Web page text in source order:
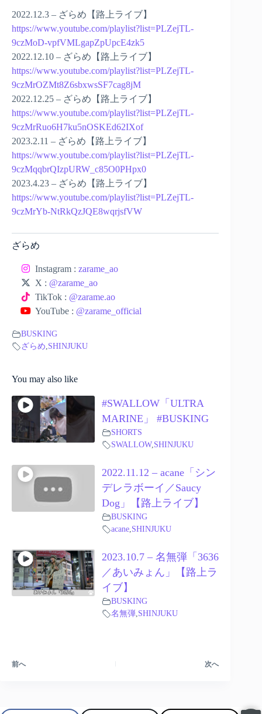
2022.12.3 – ざらめ【路上ライブ】
https://www.youtube.com/playlist?list=PLZejTL-
9czMoD-vpfVMLgapZpUpcE4zk5
2022.12.10 – ざらめ【路上ライブ】
https://www.youtube.com/playlist?list=PLZejTL-
9czMrOZMt8Z6sbxwsSF7cag8jM
2022.12.25 – ざらめ【路上ライブ】
https://www.youtube.com/playlist?list=PLZejTL-
9czMrRuo6H7ku5nOSKEd62IXof
2023.2.11 – ざらめ【路上ライブ】
https://www.youtube.com/playlist?list=PLZejTL-
9czMqqbrQIzpURW_c85O0PHpx0
2023.4.23 – ざらめ【路上ライブ】
https://www.youtube.com/playlist?list=PLZejTL-
9czMrYb-NtRkQzJQE8wqrjsfVW
ざらめ
Instagram : zarame_ao
X : @zarame_ao
TikTok : @zarame.ao
YouTube : @zarame_official
BUSKING
ざらめ SHINJUKU
You may also like
#SWALLOW「ULTRA
MARINE」 #BUSKING
SHORTS
SWALLOW, SHINJUKU
2022.11.12 – acane「シン
デレラボーイ／Saucy
Dog」【路上ライブ】
BUSKING
acane, SHINJUKU
2023.10.7 – 名無弾「3636
／あいみょん」【路上ラ
イブ】
BUSKING
名無弾, SHINJUKU
前へ 次へ